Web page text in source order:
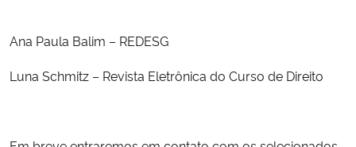
Ministério do Turismo
Ana Paula Balim – REDESG
Luna Schmitz – Revista Eletrônica do Curso de Direito